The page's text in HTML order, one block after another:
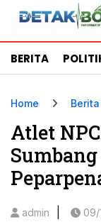
BERITA
Home Berita
Atlet
admin 09/